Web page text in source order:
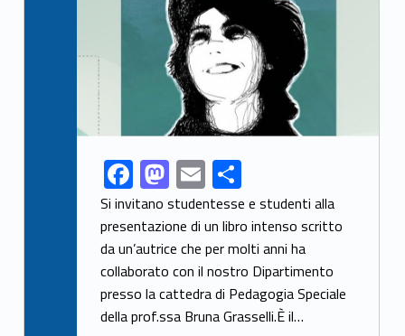
Link identifier share facebook archive #share-link-archive-30888F
ac
e
b
o
o
M
as
to
d
o
n
E
m
ai
l
S
h
ar
e
Si invitano studentesse e studenti alla
presentazione di un libro intenso scritto
da un’autrice che per molti anni ha
collaborato con il nostro Dipartimento
presso la cattedra di Pedagogia Speciale
della prof.ssa Bruna Grasselli.È il…